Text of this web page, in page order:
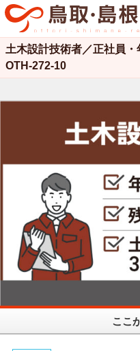
土木設計技術者／正社員
OTH-272-10
ここ